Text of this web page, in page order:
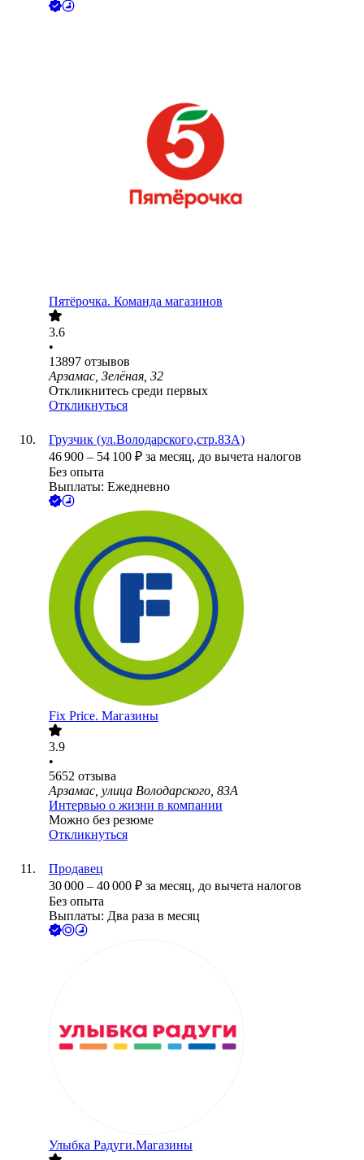
Пятёрочка. Команда магазинов
3.6
•
13897 отзывов
Арзамас, Зелёная, 32
Откликнитесь среди первых
Откликнуться
Грузчик (ул.Володарского,стр.83А)
46 900 – 54 100 ₽ за месяц, до вычета налогов
Без опыта
Выплаты: Ежедневно
Fix Price. Магазины
3.9
•
5652 отзыва
Арзамас, улица Володарского, 83А
Интервью о жизни в компании
Можно без резюме
Откликнуться
Продавец
30 000 – 40 000 ₽ за месяц, до вычета налогов
Без опыта
Выплаты: Два раза в месяц
Улыбка Радуги.Магазины